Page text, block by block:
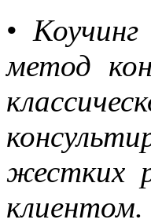
•
метод
жестких